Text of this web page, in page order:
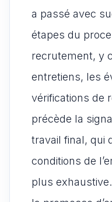
a passé avec
étapes du
recrutement, y
entretiens, les
vérifications de
précède la
travail final, qui
conditions de
plus